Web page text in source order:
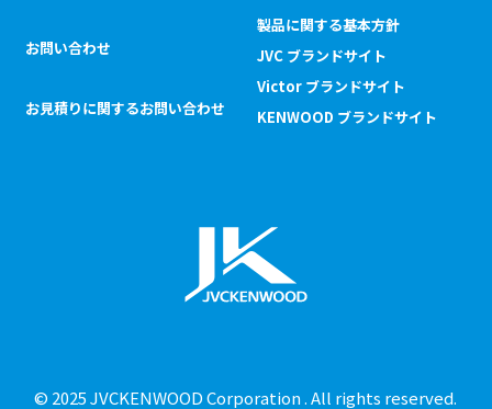
お問い合わせ
お見積りに関するお問い合わせ
製品に関する基本方針
JVC ブランドサイト
Victor ブランドサイト
KENWOOD ブランドサイト
© 2025 JVCKENWOOD Corporation . All rights reserved.